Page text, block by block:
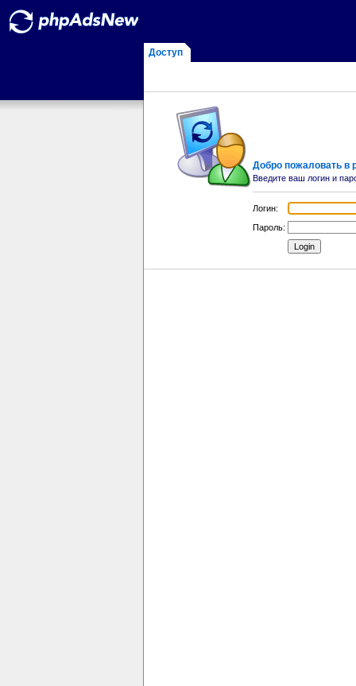
Доступ
Добро пожаловать в
Введите ваш логин и
Логин:
Пароль: